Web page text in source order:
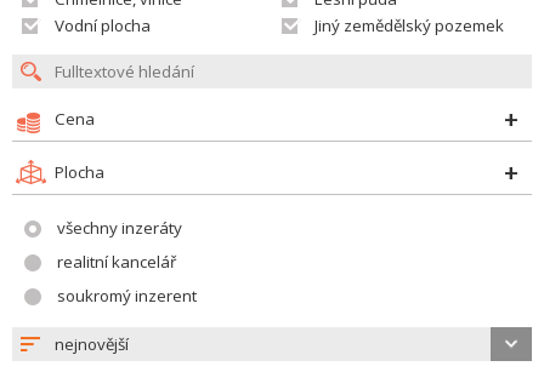
Vodní plocha
Jiný zemědělský pozemek
Cena
Plocha
všechny inzeráty
realitní kancelář
soukromý inzerent
nejnovější